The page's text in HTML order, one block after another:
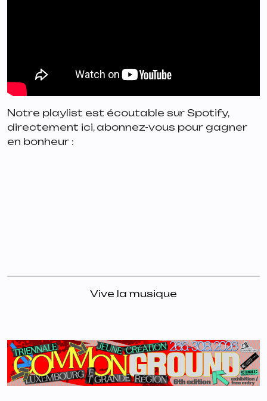
Notre playlist est écoutable sur Spotify,
directement ici, abonnez-vous pour gagner
en bonheur :
Vive la musique